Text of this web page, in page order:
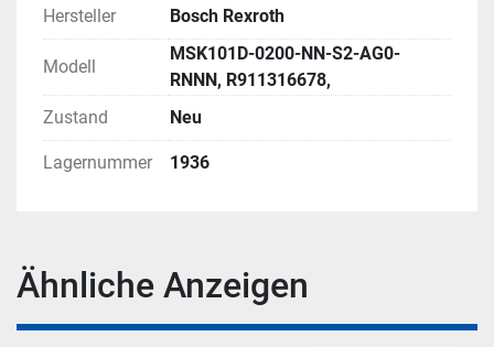
Hersteller Bosch Rexroth
Modell
MSK101D-0200-NN-S2-AG0-
RNNN, R911316678,
Zustand
Neu
Lagernummer 1936
Ähnliche Anzeigen